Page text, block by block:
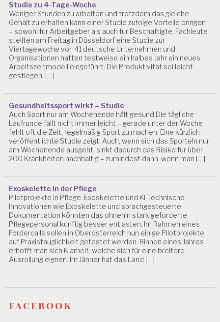
EI
T
S
P
S
Y
C
H
G
IE
S
A
L
Z
G
A
R
B
EI
S
T
Studie zu 4-Tage-Woche
Weniger Stunden zu arbeiten und trotzdem das gleiche
Gehalt zu erhalten kann einer Studie zufolge Vorteile bringen
– sowohl für Arbeitgeber als auch für Beschäftigte. Fachleute
stellten am Freitag in Düsseldorf eine Studie zur
Viertagewoche vor. 41 deutsche Unternehmen und
Organisationen hatten testweise ein halbes Jahr ein neues
Arbeitszeitmodell eingeführt. Die Produktivität sei leicht
gestiegen, […]
Gesundheitssport wirkt – Studie
Auch Sport nur am Wochenende hält gesund Die tägliche
Laufrunde fällt nicht immer leicht – gerade unter der Woche
fehlt oft die Zeit, regelmäßig Sport zu machen. Eine kürzlich
veröffentlichte Studie zeigt: Auch, wenn sich das Sporteln nur
am Wochenende ausgeht, sinkt dadurch das Risiko für über
200 Krankheiten nachhaltig – zumindest dann, wenn man […]
Exoskelette in der Pflege
Pilotprojekte in Pflege: Exoskelette und KI Technische
Innovationen wie Exoskelette und sprachgesteuerte
Dokumentation könnten das ohnehin stark geforderte
Pflegepersonal künftig besser entlasten. Im Rahmen eines
Fördercalls sollen in Oberösterreich nun einige Pilotprojekte
auf Praxistauglichkeit getestet werden. Binnen eines Jahres
erhofft man sich Klarheit, welche sich für eine breitere
Ausrollung eignen. Im Jänner hat das Land […]
facebook